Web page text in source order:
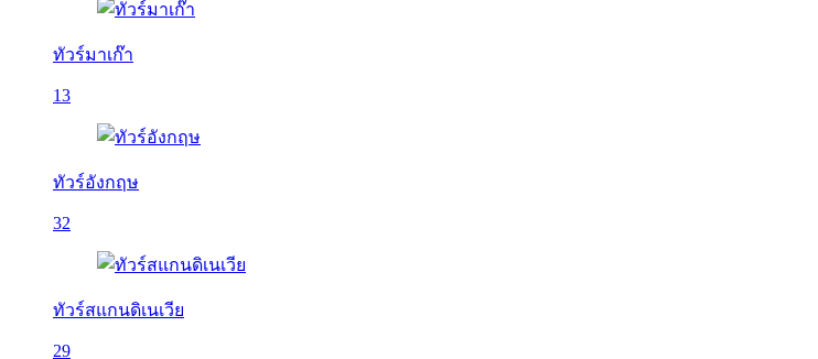
ทัวร์มาเก๊า
13
ทัวร์อังกฤษ
32
ทัวร์สแกนดิเนเวีย
29